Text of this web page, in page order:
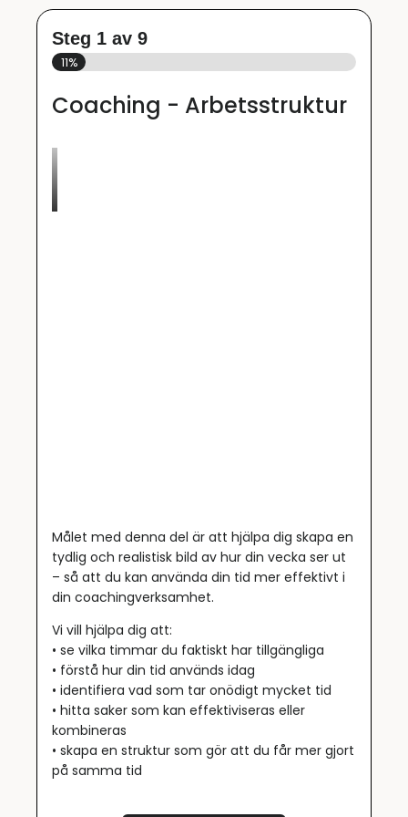
Steg 1 av 9
11%
Coaching - Arbetsstruktur
Målet med denna del är att hjälpa dig skapa en
tydlig och realistisk bild av hur din vecka ser ut
– så att du kan använda din tid mer effektivt i
din coachingverksamhet.
Vi vill hjälpa dig att:
• se vilka timmar du faktiskt har tillgängliga
• förstå hur din tid används idag
• identifiera vad som tar onödigt mycket tid
• hitta saker som kan effektiviseras eller
kombineras
• skapa en struktur som gör att du får mer gjort
på samma tid